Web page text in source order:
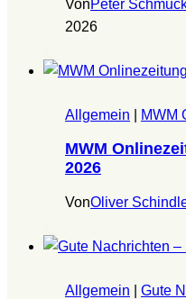
VonPeter
2026
Allgemein MWM
MWM
2026
VonOliver
Allgemein Gute